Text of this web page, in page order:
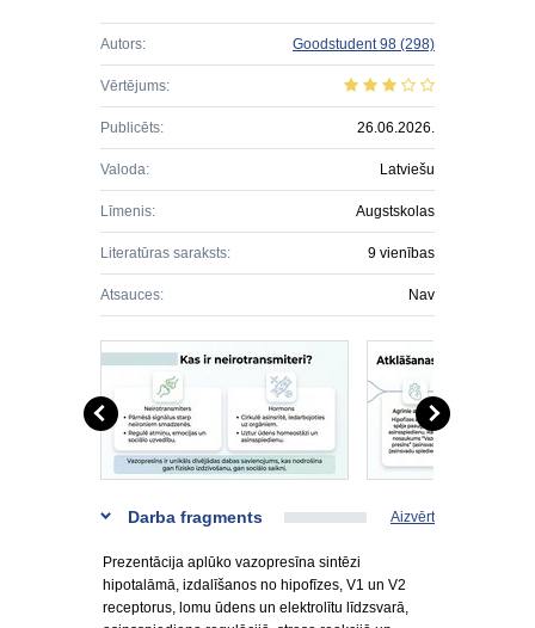
Autors: Goodstudent 98 (298)
Vērtējums:
Publicēts: 26.06.2026.
Valoda: Latviešu
Līmenis: Augstskolas
Literatūras saraksts: 9 vienības
Atsauces: Nav
Darba fragments Aizvērt
Prezentācija aplūko vazopresīna sintēzi
hipotalāmā, izdalīšanos no hipofīzes, V1 un V2
receptorus, lomu ūdens un elektrolītu līdzsvarā,